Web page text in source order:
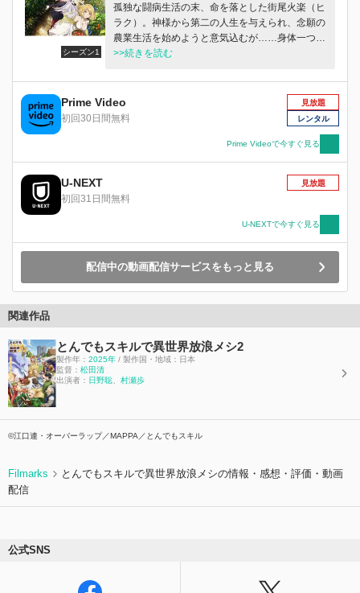
シーズン1
孤独な闘病生活の末、命を落とした街尾火楽（ヒ
ラク）。神様から第二の人生を与えられ、念願の
農業生活を始めようと意気込むが……身体一つで
送り出されたのは、魔物だらけの深い森のど真ん
から授かった「万能農具」の力のみ。それでも試
行錯誤しながら自分の土地を切り拓いていく火楽
のもとには、吸血鬼やエルフに天使、果てはドラ
ゴンまでが集い、やがて彼の住処は村へと発展し
ていく。 のんびりほどほど賑やかに、楽しくド
タバタ和やかに、笑顔の絶えない異世界農業ライ
>>続きを読む
Prime Video
初回30日間無料
見放題
レンタル
Prime Videoで今すぐ見る
U-NEXT
初回31日間無料
見放題
U-NEXTで今すぐ見る
配信中の動画配信サービスをもっと見る
関連作品
とんでもスキルで異世界放浪メシ2
製作年： 2025年 / 製作国・地域：日本
監督： 松田清
出演者： 日野聡 村瀬歩
©江口連・オーバーラップ／MAPPA／とんでもスキル
Filmarks
とんでもスキルで異世界放浪メシの情報・感想・評価・動画
配信
公式SNS